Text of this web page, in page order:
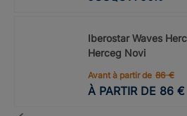
Iberostar Waves
Herceg Novi
Avant à partir de 86 €
À PARTIR DE 86 €